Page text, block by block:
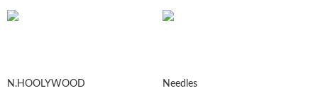
N.HOOLYWOOD Needles